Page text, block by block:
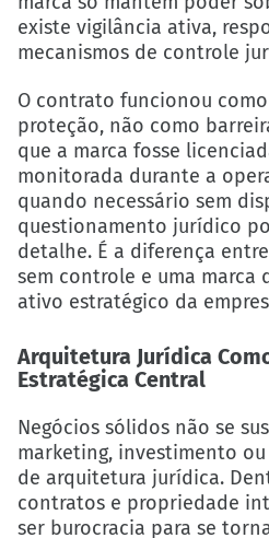
existe vigilância ativa,
mecanismos de controle
O contrato funcionou
proteção, não como
que a marca fosse
monitorada durante a
quando necessário sem
questionamento jurídico
detalhe. É a diferença
sem controle e uma marca
ativo estratégico da
Arquitetura Jurídica
Estratégica Central
Negócios sólidos não se
marketing, investimento ou
de arquitetura jurídica.
contratos e propriedade
ser burocracia para se